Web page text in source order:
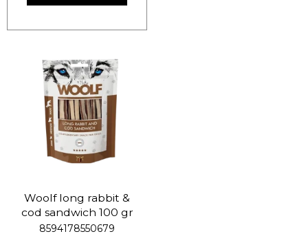
Woolf long rabbit &
cod sandwich 100 gr
8594178550679